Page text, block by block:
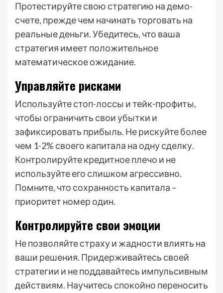
Протестируйте свою стратегию на демо-
счете, прежде чем начинать торговать на
реальные деньги. Убедитесь, что ваша
стратегия имеет положительное
математическое ожидание.
Управляйте рисками
Используйте стоп-лоссы и тейк-профиты,
чтобы ограничить свои убытки и
зафиксировать прибыль. Не рискуйте более
чем 1-2% своего капитала на одну сделку.
Контролируйте кредитное плечо и не
используйте его слишком агрессивно.
Помните, что сохранность капитала –
приоритет номер один.
Контролируйте свои эмоции
Не позволяйте страху и жадности влиять на
ваши решения. Придерживайтесь своей
стратегии и не поддавайтесь импульсивным
действиям. Научитесь спокойно переносить